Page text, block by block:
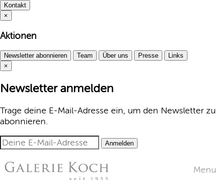
Kontakt
×
Aktionen
Newsletter abonnieren Team Über uns Presse
Links
×
Newsletter anmelden
Trage deine E-Mail-Adresse ein, um den Newsletter zu
abonnieren.
Anmelden
Menu